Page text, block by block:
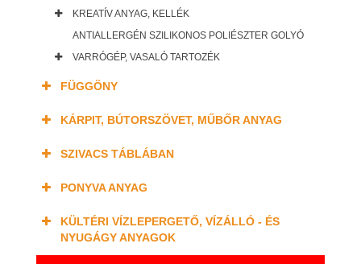
KREATÍV ANYAG, KELLÉK
ANTIALLERGÉN SZILIKONOS POLIÉSZTER GOLYÓ
VARRÓGÉP, VASALÓ TARTOZÉK
FÜGGÖNY
KÁRPIT, BÚTORSZÖVET, MŰBŐR ANYAG
SZIVACS TÁBLÁBAN
PONYVA ANYAG
KÜLTÉRI VÍZLEPERGETŐ, VÍZÁLLÓ - ÉS
NYUGÁGY ANYAGOK